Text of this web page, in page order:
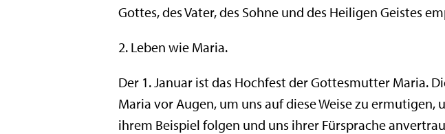
Gottes, des Vater, des Sohne und des Heiligen Geistes
2. Leben wie Maria.
Der 1. Januar ist das Hochfest der Gottesmutter Maria.
Maria vor Augen, um uns auf diese Weise zu
ihrem Beispiel folgen und uns ihrer Fürsprache